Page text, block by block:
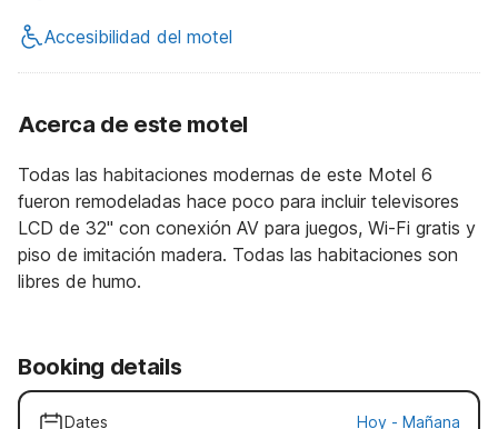
Accesibilidad del motel
Acerca de este motel
Todas las habitaciones modernas de este Motel 6
fueron remodeladas hace poco para incluir televisores
LCD de 32" con conexión AV para juegos, Wi-Fi gratis y
piso de imitación madera. Todas las habitaciones son
libres de humo.
Booking details
Dates Hoy - Mañana